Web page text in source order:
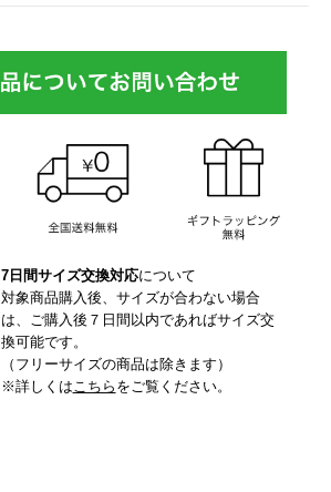
7日間サイズ交換対応について
対象商品購入後、サイズが合わない場合
は、ご購入後７日間以内であればサイズ交
換可能です。
（フリーサイズの商品は除きます）
※詳しくは こちら をご覧ください。